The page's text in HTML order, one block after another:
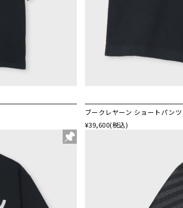
ブークレヤーン ショートパン
¥39,600(税込)